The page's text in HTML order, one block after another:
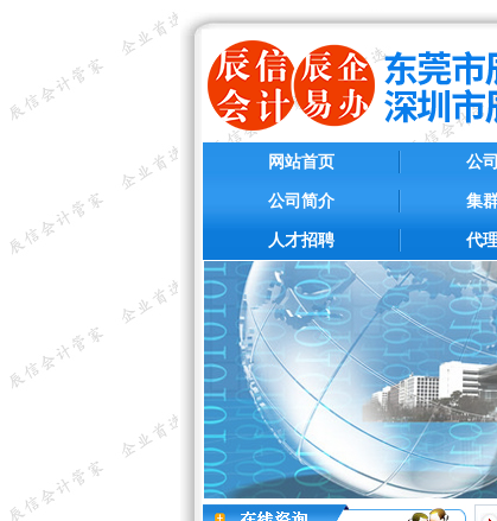
网站首页
公司简介
人才招聘
公
集
代